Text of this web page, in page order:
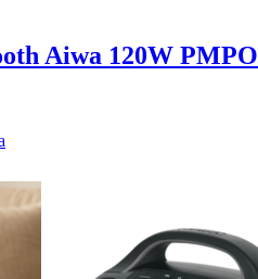
Aiwa 120W